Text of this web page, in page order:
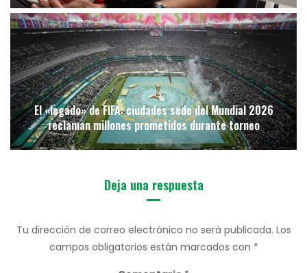
El «legado» de FIFA: ciudades sede del Mundial 2026
reclaman millones prometidos durante torneo
Deja una respuesta
Tu dirección de correo electrónico no será publicada. Los
campos obligatorios están marcados con *